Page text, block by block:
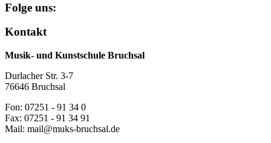
Folge uns:
Kontakt
Musik- und Kunstschule Bruchsal
Durlacher Str. 3-7
76646 Bruchsal
Fon: 07251 - 91 34 0
Fax: 07251 - 91 34 91
Mail: mail@muks-bruchsal.de